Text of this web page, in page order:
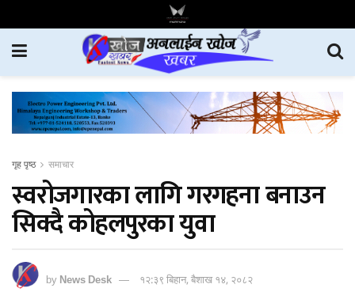
गृह पृष्ठ समाचार
स्वरोजगारका लागि गरगहना बनाउन
सिक्दै कोहलपुरका युवा
byNews Desk १२:३९ बिहान, बैशाख १४, २०८२